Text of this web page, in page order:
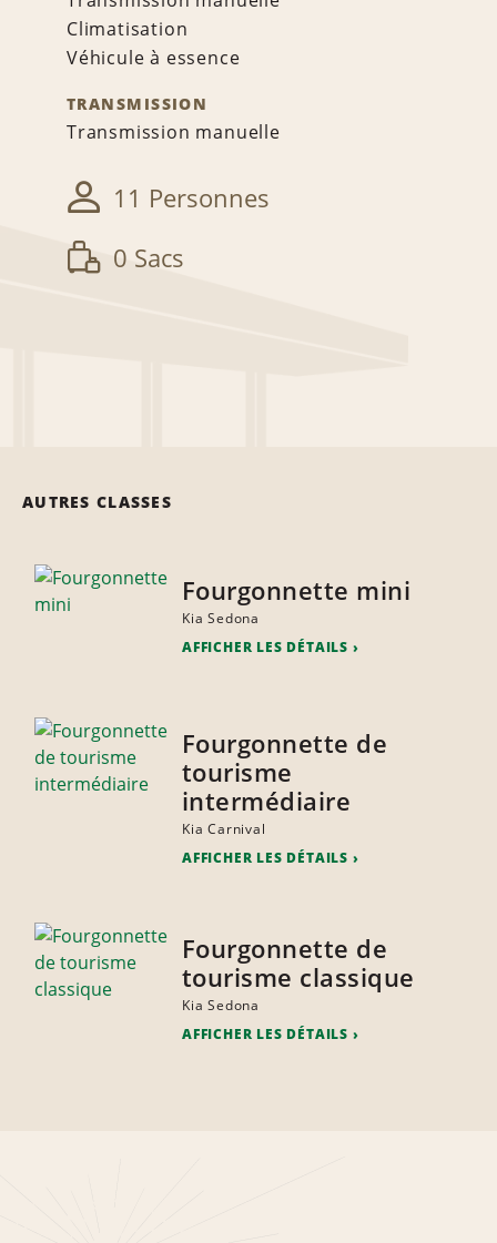
Climatisation
Véhicule à essence
TRANSMISSION
Transmission manuelle
11 Personnes
0 Sacs
AUTRES CLASSES
Fourgonnette mini
Kia Sedona
AFFICHER LES DÉTAILS
Fourgonnette de
tourisme
intermédiaire
Kia Carnival
AFFICHER LES DÉTAILS
Fourgonnette de
tourisme classique
Kia Sedona
AFFICHER LES DÉTAILS